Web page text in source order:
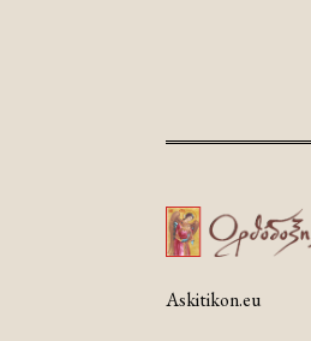
Askitikon.eu